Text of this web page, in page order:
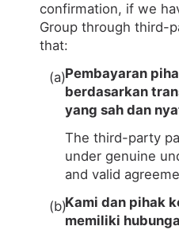
confirmation, if we
Group through third-
that:
Pembayaran
berdasarkan
yang sah dan
The third-party
under genuine
and valid
Kami dan pihak
memiliki